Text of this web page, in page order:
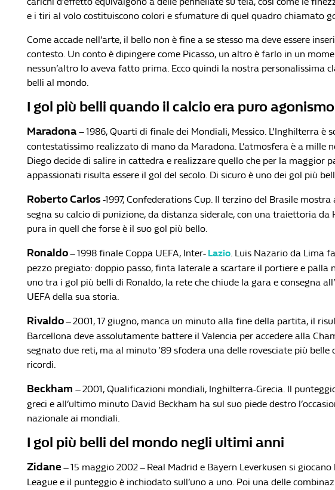
e i tiri al volo costituiscono colori e sfumature di quel quadro chiamato
Come accade nell’arte, il bello non è fine a se stesso ma deve essere
contesto. Un conto è dipingere come Picasso, un altro è farlo in un
nessun’altro lo aveva fatto prima. Ecco quindi la nostra personalissima
belli al mondo.
I gol più belli quando il calcio era puro agonismo
Maradona – 1986, Quarti di finale dei Mondiali, Messico. L’Inghilterra è
contestatissimo realizzato di mano da Maradona. L’atmosfera è a mille
Diego decide di salire in cattedra e realizzare quello che per la maggior
appassionati risulta essere il gol del secolo. Di sicuro è uno dei gol più
Roberto Carlos -1997, Confederations Cup. Il terzino del Brasile mostra
segna su calcio di punizione, da distanza siderale, con una traiettoria da
pura in quell che forse è il suo gol più bello.
Ronaldo– 1998 finale Coppa UEFA, Inter- Lazio. Luis Nazario da Lima
pezzo pregiato: doppio passo, finta laterale a scartare il portiere e palla
uno tra i gol più belli di Ronaldo, la rete che chiude la gara e consegna
UEFA della sua storia.
Rivaldo– 2001, 17 giugno, manca un minuto alla fine della partita, il
Barcellona deve assolutamente battere il Valencia per accedere alla
segnato due reti, ma al minuto ’89 sfodera una delle rovesciate più belle
ricordi.
Beckham – 2001, Qualificazioni mondiali, Inghilterra-Grecia. Il
greci e all’ultimo minuto David Beckham ha sul suo piede destro
nazionale ai mondiali.
I gol più belli del mondo negli ultimi anni
Zidane – 15 maggio 2002 – Real Madrid e Bayern Leverkusen si
League e il punteggio è inchiodato sull’uno a uno. Poi una delle